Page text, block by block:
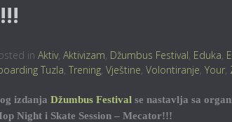
in Aktiv, Aktivizam, Džumbus Festival, Eduka,
Tuzla, Trening, Vještine, Volontiranje, Your,
izdanja Džumbus Festival se nastavlja sa
Night i Skate Session – Mecator!!!